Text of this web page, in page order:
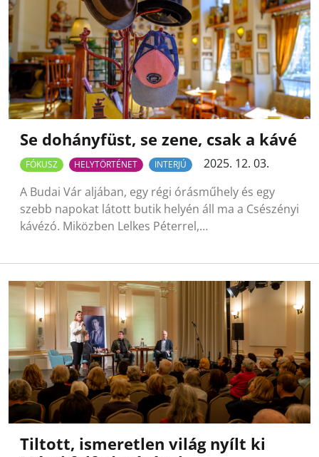
Se dohányfüst, se zene, csak a kávé
FÓKUSZ HELYTÖRTÉNET INTERJÚ
2025. 12. 03.
A Budai Vár aljában, egy régi órásműhely és egy
szebb napokat látott butik helyén áll ma a Csészényi
kávézó. Miközben Lelkes Péterrel,…
Tiltott, ismeretlen világ nyílt ki